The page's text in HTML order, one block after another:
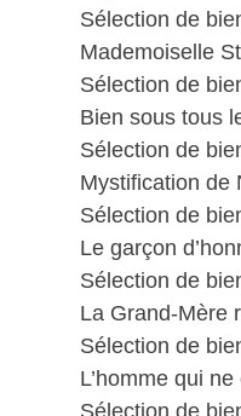
Sélection de
Mademoiselle
Sélection de
Bien sous tous
Sélection de
Mystification de
Sélection de
Le garçon
Sélection de
La Grand-Mère
Sélection de
L’homme qui
Sélection de